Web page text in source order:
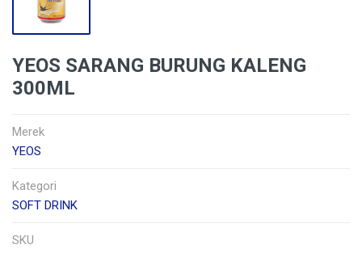
YEOS SARANG BURUNG KALENG
300ML
Merek
YEOS
Kategori
SOFT DRINK
SKU